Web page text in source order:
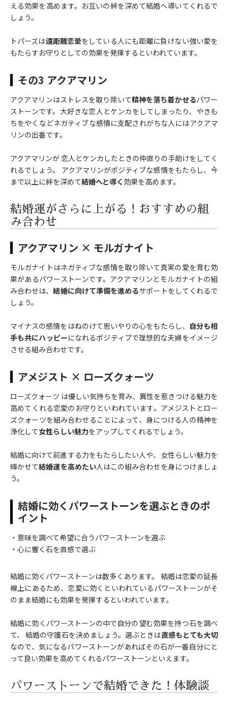
える効果を高めます。お互いの絆を深めて結婚へ導いてくれるで
しょう。
トパーズは遠距離恋愛をしている人にも距離に負けない強い愛を
もたらすお守りとしての効果を発揮するといわれています。
その3 アクアマリン
アクアマリンはストレスを取り除いて精神を落ち着かせるパワー
ストーンです。大好きな恋人とケンカをしてしまったり、やきも
ちをやくなどネガティブな感情に支配されがちな人にはアクアマ
リンの出番です。
アクアマリンが 恋人とケンカしたときの仲直りの手助けをしてく
れるでしょう。 アクアマリンがポジティブな感情をもたらし、今
まで以上に絆を深めて結婚へと導く 効果を高めます。
結婚運がさらに上がる！おすすめの組
み合わせ
アクアマリン × モルガナイト
モルガナイトはネガティブな感情を取り除いて真実の愛を育む効
果があるパワーストーンです。アクアマリンとモルガナイトの組
み合わせは、結婚に向けて準備を進めるサポートをしてくれるで
しょう。
マイナスの感情をはねのけて思いやりの心をもたらし、 自分も相
手も共にハッピーになれるポジティブで理想的な夫婦をイメージ
させる組み合わせです。
アメジスト × ローズクォーツ
ローズクォーツ は優しい気持ちを育み、異性を惹きつける魅力を
高めてくれる恋愛のお守りといわれています。アメジストとロー
ズクォーツを組み合わせることによって、身につける人の精神を
浄化して女性らしい魅力をアップしてくれるでしょう。
結婚に向けて前進する力をもたらしたい人や、女性らしい魅力を
輝かせて結婚運を高めたい人はこの組み合わせを身につけましょ
う。
結婚に効くパワーストーンを選ぶときのポ
イント
・意味を調べて希望に合うパワーストーンを選ぶ
・心に響く石を直感で選ぶ
結婚に効くパワーストーンは数多くあります。 結婚は恋愛の延長
線上にあるため、恋愛に効くといわれているパワーストーンがそ
のまま結婚にも効果を発揮するといわれています。
結婚に効くパワーストーンの中で自分の望む効果を持つ石を調べ
て、 結婚の守護石を決めましょう。選ぶときは直感もとても大切
なので、気になるパワーストーンがあればその石が一番自分にと
って良い効果を高めてくれるパワーストーンといえます。
パワーストーンで結婚できた！体験談